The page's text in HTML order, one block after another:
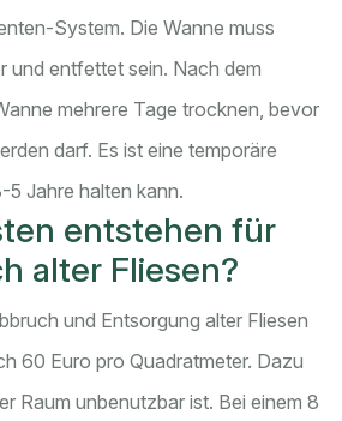
System. Die Wanne muss
und entfettet sein. Nach dem
mehrere Tage trocknen, bevor
darf. Es ist eine temporäre
Jahre halten kann.
entstehen für
alter Fliesen?
und Entsorgung alter Fliesen
60 Euro pro Quadratmeter. Dazu
Raum unbenutzbar ist. Bei einem 8